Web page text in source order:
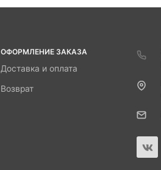
ОФОРМЛЕНИЕ ЗАКАЗА
Доставка и оплата
Возврат